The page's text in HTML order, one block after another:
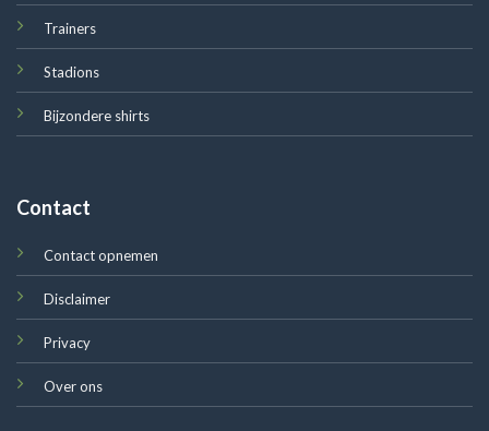
Trainers
Stadions
Bijzondere shirts
Contact
Contact opnemen
Disclaimer
Privacy
Over ons